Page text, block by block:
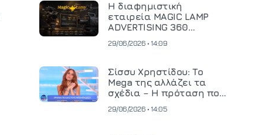
Η διαφημιστική
εταιρεία MAGIC LAMP
ADVERTISING 360
κινηματογραφική
και ανεβάζει τον πήχη
στην παραγωγή
οπτικοακουστικού
περιεχομένου
29/06/2026 • 14:09
Σίσσυ Χρηστίδου: Το
Mega της αλλάζει τα
σχέδια – Η πρόταση που
29/06/2026 • 14:05